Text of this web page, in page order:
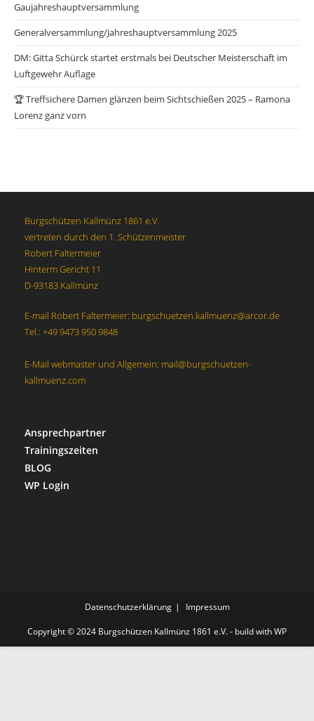
Gaujahreshauptversammlung
Generalversammlung/Jahreshauptversammlung 2025
DM: Gitta Schürck startet erstmals bei Deutscher Meisterschaft im
Luftgewehr Auflage
🏆 Treffsichere Damen glänzen beim Sichtschießen 2025 – Ramona
Lorenz ganz vorn
Burgschützen Kallmünz 1861 e.V.
vertreten durch den 1. Schützenmeister
Robert Faltermeier
Hinterm Gericht 11
D-93183 Kallmünz
E-mail Robert Faltermeier: burgschuetzen.kallmuenz@arcor.de
Tel.: +49 9473 950 9848
E-Mail webmaster und Allgemein: mail@burgschuetzen-
kallmuenz.com
Ansprechpartner
Trainingszeiten
BLOG
WP Login
Datenschutzerklärung Impressum
Copyright © 2024 Burgschützen Kallmünz 1861 e.V. - build with WP